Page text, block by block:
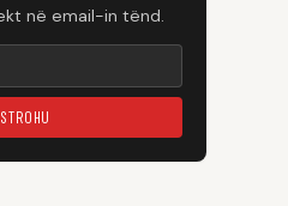
në email-in tënd.